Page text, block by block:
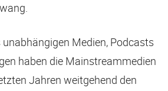
Medien, Podcasts
haben die Mainstreammedien
Jahren weitgehend den